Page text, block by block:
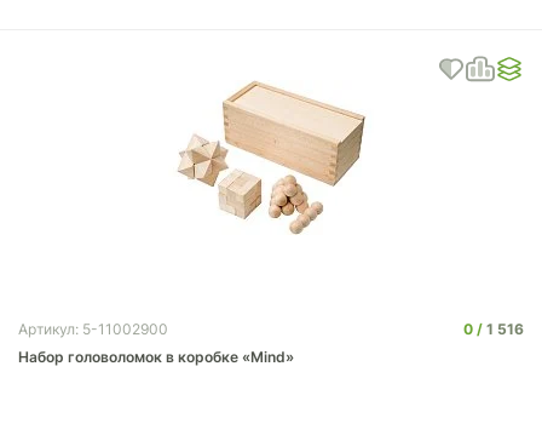
Артикул: 5-11002900 0
1 516
Набор головоломок в коробке «Mind»